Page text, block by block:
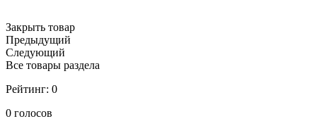
Закрыть товар
Предыдущий
Следующий
Все товары раздела
Рейтинг: 0
0 голосов